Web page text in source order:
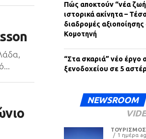
Πώς αποκτούν “νέα
ιστορικά ακίνητα –
διαδρομές
Κομοτηνή
“Στα σκαριά” νέο έργο
ξενοδοχείου σε 5
NEWSROOM
1 ημέρα